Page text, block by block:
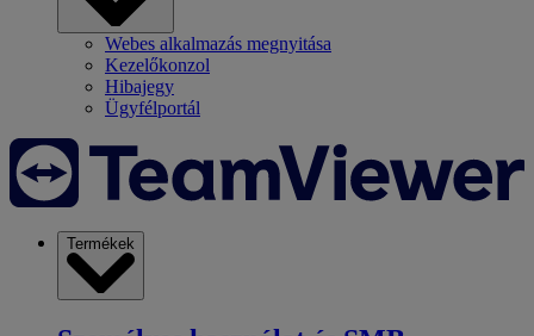
Webes alkalmazás megnyitása
Kezelőkonzol
Hibajegy
Ügyfélportál
Termékek